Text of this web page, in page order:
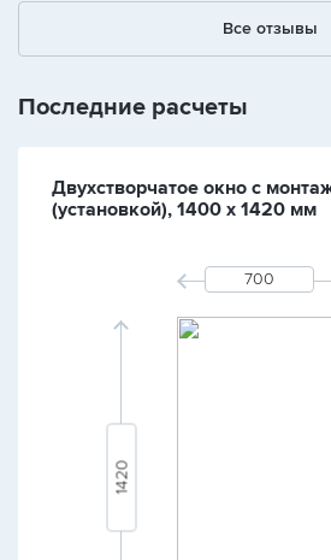
Все отзывы
Последние расчеты
Двухстворчатое окно с
(установкой), 1400 х 1420 мм